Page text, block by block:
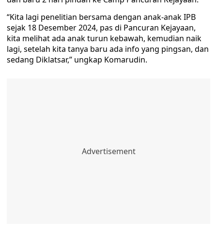
“Kita lagi penelitian bersama dengan anak-anak IPB
sejak 18 Desember 2024, pas di Pancuran Kejayaan,
kita melihat ada anak turun kebawah, kemudian naik
lagi, setelah kita tanya baru ada info yang pingsan, dan
sedang Diklatsar,” ungkap Komarudin.